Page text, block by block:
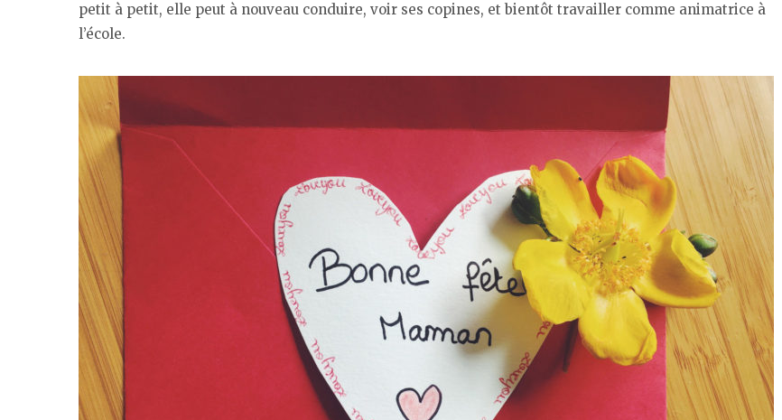
petit à petit, elle peut à nouveau conduire, voir ses copines, et bientôt travailler comme animatrice à
l’école.